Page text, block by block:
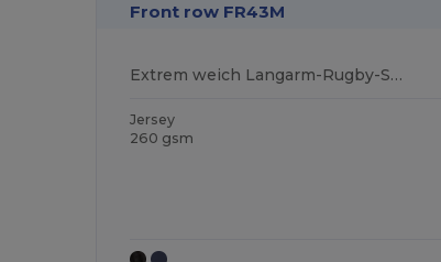
Front row FR43M
Extrem weich Langarm-Rugby-Shirt
Jersey
260 gsm